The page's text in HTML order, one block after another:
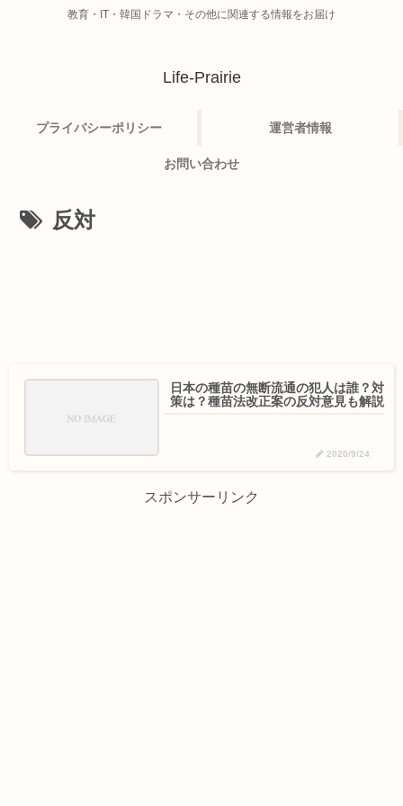
教育・IT・韓国ドラマ・その他に関連する情報をお届け
Life-Prairie
プライバシーポリシー 運営者情報
お問い合わせ
反対
日本の種苗の無断流通の犯人は誰？対
策は？種苗法改正案の反対意見も解説
2020/9/24
スポンサーリンク